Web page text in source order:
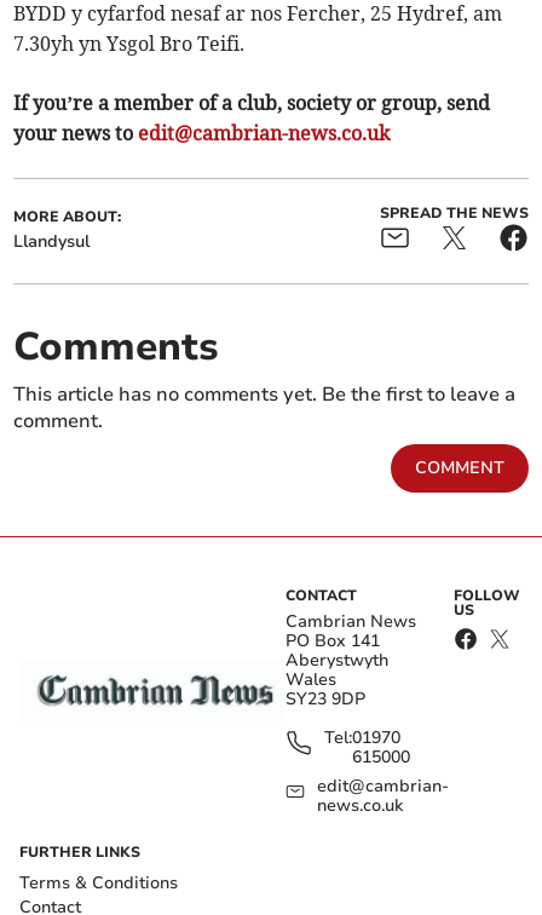
BYDD y cyfarfod nesaf ar nos Fercher, 25 Hydref, am
7.30yh yn Ysgol Bro Teifi.
If you’re a member of a club, society or group, send
your news to edit@cambrian-news.co.uk
MORE ABOUT:
Llandysul
SPREAD THE NEWS
Comments
This article has no comments yet. Be the first to leave a
comment.
COMMENT
CONTACT
Cambrian News
PO Box 141
Aberystwyth
Wales
SY23 9DP
Tel:01970
615000
edit@cambrian-
news.co.uk
FOLLOW
US
FURTHER LINKS
Terms & Conditions
Contact